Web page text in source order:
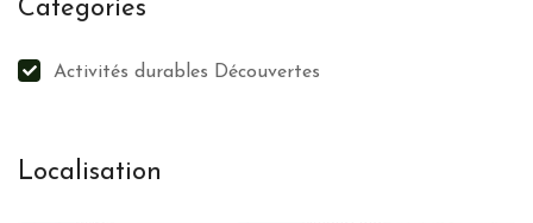
Categories
Activités durables Découvertes
Localisation